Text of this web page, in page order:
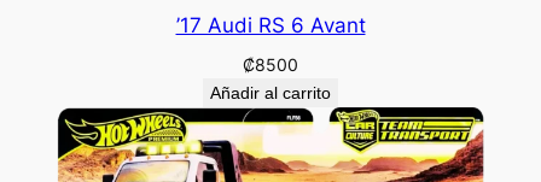
’17 Audi RS 6 Avant
₡8500
Añadir al carrito